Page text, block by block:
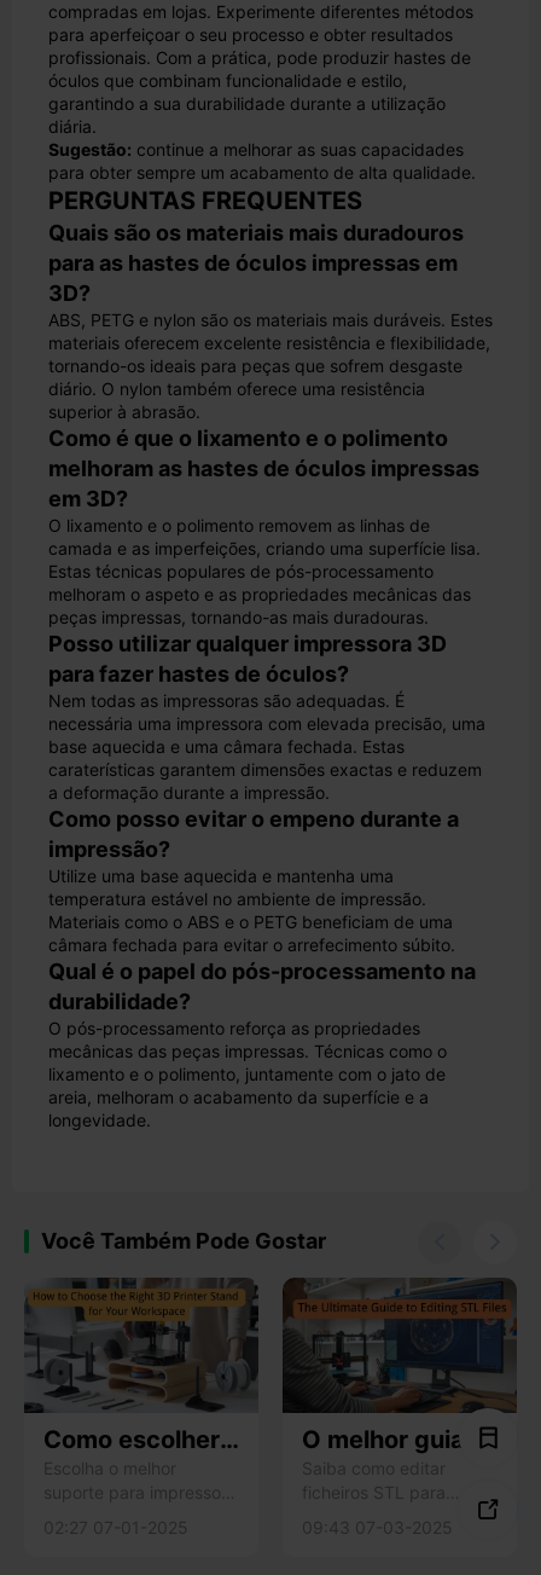
compradas em lojas. Experimente diferentes métodos
para aperfeiçoar o seu processo e obter resultados
profissionais. Com a prática, pode produzir hastes de
óculos que combinam funcionalidade e estilo,
garantindo a sua durabilidade durante a utilização
diária.
Sugestão: continue a melhorar as suas capacidades
para obter sempre um acabamento de alta qualidade.
PERGUNTAS FREQUENTES
Quais são os materiais mais duradouros
para as hastes de óculos impressas em
3D?
ABS, PETG e nylon são os materiais mais duráveis. Estes
materiais oferecem excelente resistência e flexibilidade,
tornando-os ideais para peças que sofrem desgaste
diário. O nylon também oferece uma resistência
superior à abrasão.
Como é que o lixamento e o polimento
melhoram as hastes de óculos impressas
em 3D?
O lixamento e o polimento removem as linhas de
camada e as imperfeições, criando uma superfície lisa.
Estas técnicas populares de pós-processamento
melhoram o aspeto e as propriedades mecânicas das
peças impressas, tornando-as mais duradouras.
Posso utilizar qualquer impressora 3D
para fazer hastes de óculos?
Nem todas as impressoras são adequadas. É
necessária uma impressora com elevada precisão, uma
base aquecida e uma câmara fechada. Estas
caraterísticas garantem dimensões exactas e reduzem
a deformação durante a impressão.
Como posso evitar o empeno durante a
impressão?
Utilize uma base aquecida e mantenha uma
temperatura estável no ambiente de impressão.
Materiais como o ABS e o PETG beneficiam de uma
câmara fechada para evitar o arrefecimento súbito.
Qual é o papel do pós-processamento na
durabilidade?
O pós-processamento reforça as propriedades
mecânicas das peças impressas. Técnicas como o
lixamento e o polimento, juntamente com o jato de
areia, melhoram o acabamento da superfície e a
longevidade.
Você Também Pode Gostar
Como escolher
o suporte de
impressora 3D
certo para o seu
Escolha o melhor
suporte para impressora
estabilidade, tamanho,
02:27 07-01-2025
O melhor guia
para editar
ficheiros STL
Saiba como editar
ficheiros STL para
ferramentas como o
09:43 07-03-2025
